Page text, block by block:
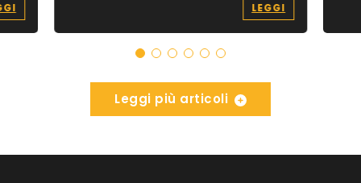
LEGGI
Leggi più articoli